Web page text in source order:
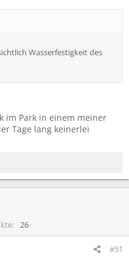
Wasserfestigkeit des
im Park in einem meiner
Tage lang keinerlei
26
#51